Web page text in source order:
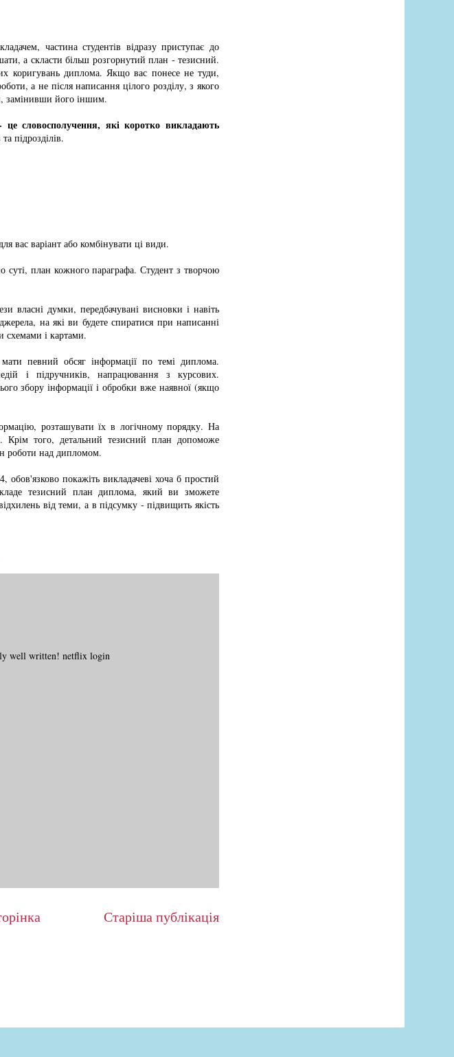
частина студентів відразу приступає до
а скласти більш розгорнутий план - тезисний.
коригувань диплома. Якщо вас понесе не туди,
а не після написання цілого розділу, з якого
замінивши його іншим.
це словосполучення, які коротко викладають
підрозділів.
вас варіант або комбінувати ці види.
суті, план кожного параграфа. Студент з творчою
думки, передбачувані висновки і навіть
на які ви будете спиратися при написанні
схемами і картами.
певний обсяг інформації по темі диплома.
і підручників, напрацювання з курсових.
збору інформації і обробки вже наявної (якщо
розташувати їх в логічному порядку. На
Крім того, детальний тезисний план допоможе
роботи над дипломом.
покажіть викладачеві хоча б простий
тезисний план диплома, який ви зможете
від теми, а в підсумку - підвищить якість
well written! netflix login
Старіша публікація